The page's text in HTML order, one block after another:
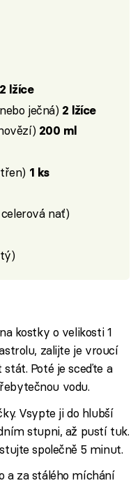
2 lžíce
ječná) 2 lžíce
200 ml
1 ks
nať)
kostky o velikosti 1
zalijte je vroucí
Poté je sceďte a
vodu.
Vsypte ji do hlubší
stupni, až pustí tuk.
společně 5 minut.
a za stálého míchání